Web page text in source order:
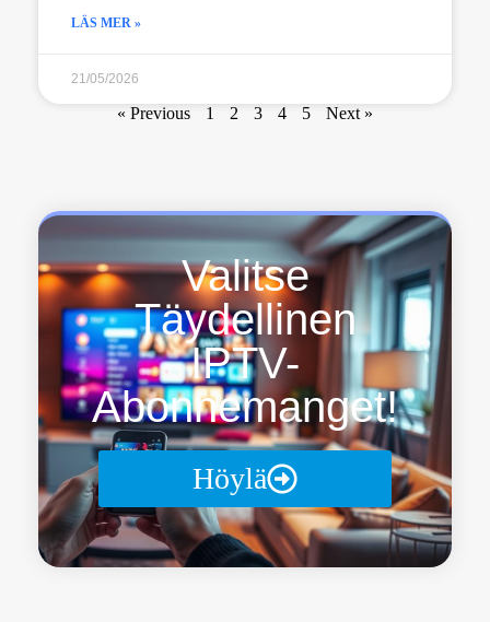
LÄS MER »
21/05/2026
« Previous 1 2 3 4 5 Next »
Valitse
Täydellinen
IPTV-
Abonnemanget!
Höylä